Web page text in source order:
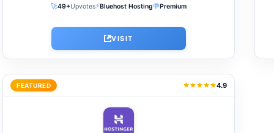
🚀49+Upvotes⚡Bluehost Hosting💬Premium
VISIT
FEATURED 4.9